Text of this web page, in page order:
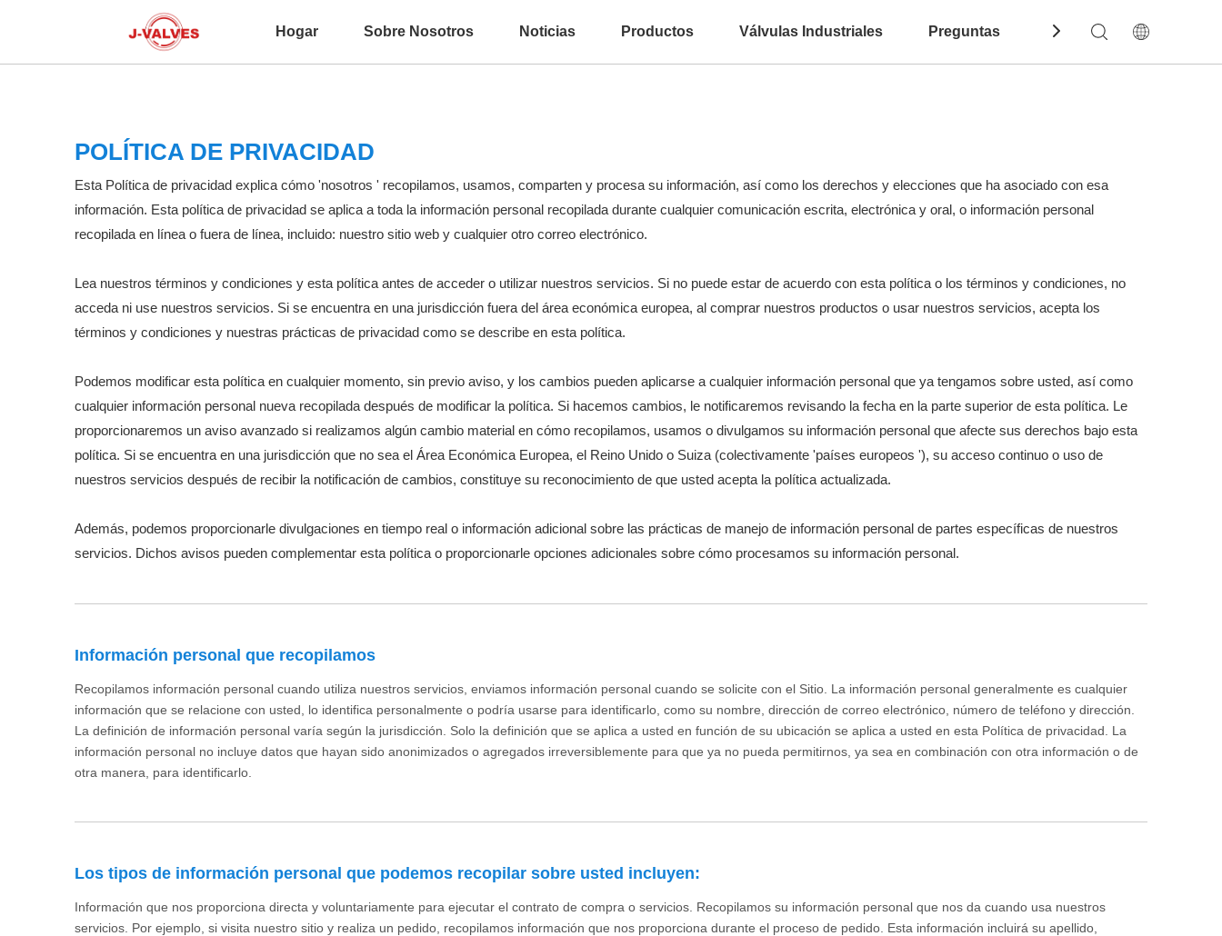
Hogar Sobre Nosotros Noticias Productos Válvulas Industriales Preguntas Frecuentes Contáctenos
POLÍTICA DE PRIVACIDAD
Esta Política de privacidad explica cómo 'nosotros ' recopilamos, usamos, comparten y procesa su información, así como los derechos y elecciones que ha asociado con esa
información. Esta política de privacidad se aplica a toda la información personal recopilada durante cualquier comunicación escrita, electrónica y oral, o información personal
recopilada en línea o fuera de línea, incluido: nuestro sitio web y cualquier otro correo electrónico.
Lea nuestros términos y condiciones y esta política antes de acceder o utilizar nuestros servicios. Si no puede estar de acuerdo con esta política o los términos y condiciones, no
acceda ni use nuestros servicios. Si se encuentra en una jurisdicción fuera del área económica europea, al comprar nuestros productos o usar nuestros servicios, acepta los
términos y condiciones y nuestras prácticas de privacidad como se describe en esta política.
Podemos modificar esta política en cualquier momento, sin previo aviso, y los cambios pueden aplicarse a cualquier información personal que ya tengamos sobre usted, así como
cualquier información personal nueva recopilada después de modificar la política. Si hacemos cambios, le notificaremos revisando la fecha en la parte superior de esta política. Le
proporcionaremos un aviso avanzado si realizamos algún cambio material en cómo recopilamos, usamos o divulgamos su información personal que afecte sus derechos bajo esta
política. Si se encuentra en una jurisdicción que no sea el Área Económica Europea, el Reino Unido o Suiza (colectivamente 'países europeos '), su acceso continuo o uso de
nuestros servicios después de recibir la notificación de cambios, constituye su reconocimiento de que usted acepta la política actualizada.
Además, podemos proporcionarle divulgaciones en tiempo real o información adicional sobre las prácticas de manejo de información personal de partes específicas de nuestros
servicios. Dichos avisos pueden complementar esta política o proporcionarle opciones adicionales sobre cómo procesamos su información personal.
Información personal que recopilamos
Recopilamos información personal cuando utiliza nuestros servicios, enviamos información personal cuando se solicite con el Sitio. La información personal generalmente es cualquier
información que se relacione con usted, lo identifica personalmente o podría usarse para identificarlo, como su nombre, dirección de correo electrónico, número de teléfono y dirección.
La definición de información personal varía según la jurisdicción. Solo la definición que se aplica a usted en función de su ubicación se aplica a usted en esta Política de privacidad. La
información personal no incluye datos que hayan sido anonimizados o agregados irreversiblemente para que ya no pueda permitirnos, ya sea en combinación con otra información o de
otra manera, para identificarlo.
Los tipos de información personal que podemos recopilar sobre usted incluyen:
Información que nos proporciona directa y voluntariamente para ejecutar el contrato de compra o servicios. Recopilamos su información personal que nos da cuando usa nuestros
servicios. Por ejemplo, si visita nuestro sitio y realiza un pedido, recopilamos información que nos proporciona durante el proceso de pedido. Esta información incluirá su apellido,